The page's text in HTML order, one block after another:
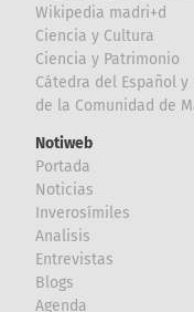
Wikipedia madri+d
Ciencia y Cultura
Ciencia y Patrimonio
Cátedra del Español
de la Comunidad de
Notiweb
Portada
Noticias
Inverosímiles
Analisis
Entrevistas
Blogs
Agenda